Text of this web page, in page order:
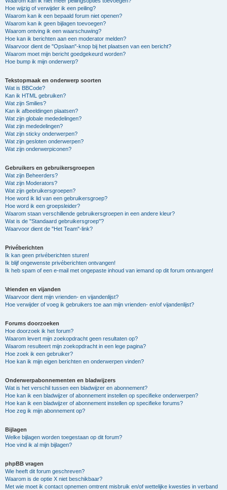
Hoe wijzig of verwijder ik een peiling?
Waarom kan ik een bepaald forum niet openen?
Waarom kan ik geen bijlagen toevoegen?
Waarom ontving ik een waarschuwing?
Hoe kan ik berichten aan een moderator melden?
Waarvoor dient de "Opslaan"-knop bij het plaatsen van een bericht?
Waarom moet mijn bericht goedgekeurd worden?
Hoe bump ik mijn onderwerp?
Tekstopmaak en onderwerp soorten
Wat is BBCode?
Kan ik HTML gebruiken?
Wat zijn Smilies?
Kan ik afbeeldingen plaatsen?
Wat zijn globale mededelingen?
Wat zijn mededelingen?
Wat zijn sticky onderwerpen?
Wat zijn gesloten onderwerpen?
Wat zijn onderwerpiconen?
Gebruikers en gebruikersgroepen
Wat zijn Beheerders?
Wat zijn Moderators?
Wat zijn gebruikersgroepen?
Hoe word ik lid van een gebruikersgroep?
Hoe word ik een groepsleider?
Waarom staan verschillende gebruikersgroepen in een andere kleur?
Wat is de "Standaard gebruikersgroep"?
Waarvoor dient de "Het Team"-link?
Privéberichten
Ik kan geen privéberichten sturen!
Ik blijf ongewenste privéberichten ontvangen!
Ik heb spam of een e-mail met ongepaste inhoud van iemand op dit forum ontvangen!
Vrienden en vijanden
Waarvoor dient mijn vrienden- en vijandenlijst?
Hoe verwijder of voeg ik gebruikers toe aan mijn vrienden- en/of vijandenlijst?
Forums doorzoeken
Hoe doorzoek ik het forum?
Waarom levert mijn zoekopdracht geen resultaten op?
Waarom resulteert mijn zoekopdracht in een lege pagina?
Hoe zoek ik een gebruiker?
Hoe kan ik mijn eigen berichten en onderwerpen vinden?
Onderwerpabonnementen en bladwijzers
Wat is het verschil tussen een bladwijzer en abonnement?
Hoe kan ik een bladwijzer of abonnement instellen op specifieke onderwerpen?
Hoe kan ik een bladwijzer of abonnement instellen op specifieke forums?
Hoe zeg ik mijn abonnement op?
Bijlagen
Welke bijlagen worden toegestaan op dit forum?
Hoe vind ik al mijn bijlagen?
phpBB vragen
Wie heeft dit forum geschreven?
Waarom is de optie X niet beschikbaar?
Met wie moet ik contact opnemen omtrent misbruik en/of wettelijke kwesties in verband